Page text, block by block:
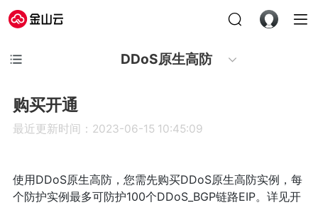
DDoS原生高防
购买开通
最近更新时间：2023-06-15 10:45:09
使用DDoS原生高防，您需先购买DDoS原生高防实例，每
个防护实例最多可防护100个DDoS_BGP链路EIP。详见开